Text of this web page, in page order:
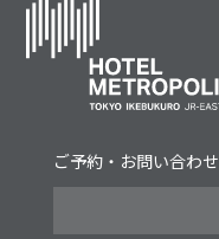
ご予約・お問い合わせ